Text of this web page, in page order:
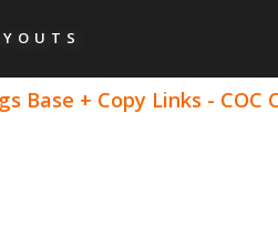
Base + Copy Links -